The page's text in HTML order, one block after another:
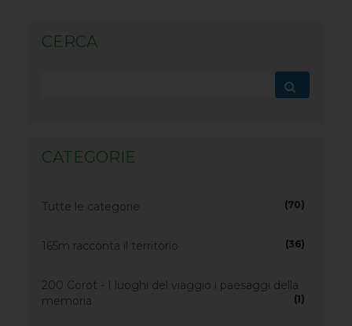
CERCA
CATEGORIE
Tutte le categorie (70)
165m racconta il territorio (36)
200 Corot - I luoghi del viaggio i paesaggi della
memoria
(1)